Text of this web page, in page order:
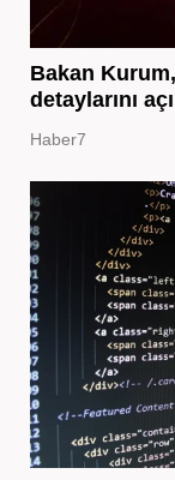
Bakan Kurum,
detaylarını
Haber7